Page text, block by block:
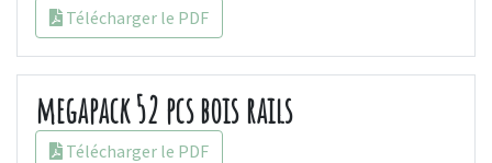
Télécharger le PDF
megapack 52 pcs bois rails
Télécharger le PDF